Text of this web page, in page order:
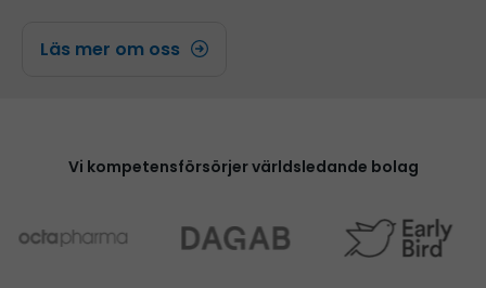
Läs mer om oss
Vi kompetensförsörjer världsledande bolag